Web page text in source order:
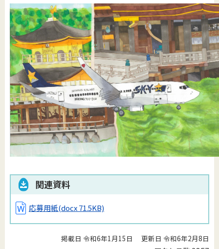
関連資料
応募用紙(docx 71.5KB)
掲載日 令和6年1月15日 更新日 令和6年2月8日